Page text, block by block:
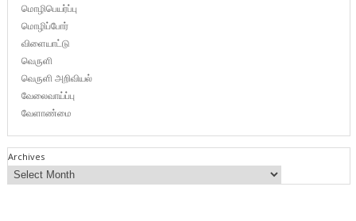
மொழிபெயர்ப்பு
மொழிப்போர்
விளையாட்டு
வெருளி
வெருளி அறிவியல்
வேலைவாய்ப்பு
வேளாண்மை
Archives